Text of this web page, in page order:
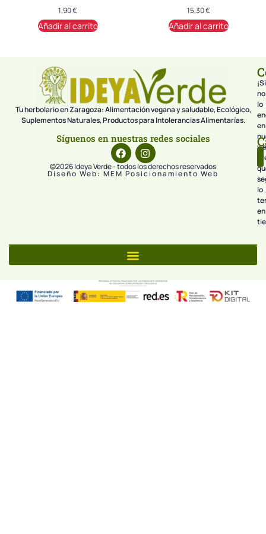
1,90€
Añadir al carrito
15,30€
Añadir al carrito
Tu herbolario en Zaragoza: Alimentación vegana y saludable, Ecológico,
Suplementos Naturales, Productos para Intolerancias Alimentarías.
Síguenos en nuestras redes sociales
©2026 Ideya Verde - todos los derechos reservados
Diseño Web: MEM Posicionamiento Web
¡Si
no
lo
en
lo
en